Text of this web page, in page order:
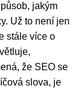
jakým
Už to není jen
stále více o
že SEO se
slova, je